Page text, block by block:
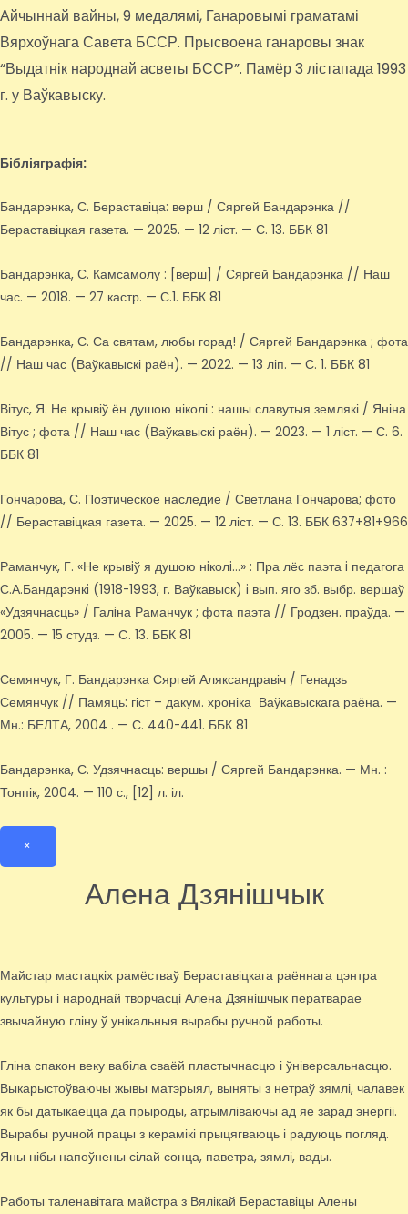
Айчыннай вайны, 9 медалямі, Ганаровымі граматамі
Вярхоўнага Савета БССР. Прысвоена ганаровы знак
“Выдатнік народнай асветы БССР”. Памёр 3 лістапада 1993
г. у Ваўкавыску.
Бібліяграфія:
Бандарэнка, С. Бераставіца: верш / Сяргей Бандарэнка //
Бераставіцкая газета. — 2025. — 12 ліст. — С. 13. ББК 81
Бандарэнка, С. Камсамолу : [верш] / Сяргей Бандарэнка // Наш
час. — 2018. — 27 кастр. — С.1. ББК 81
Бандарэнка, С. Са святам, любы горад! / Сяргей Бандарэнка ; фота
// Наш час (Ваўкавыскі раён). — 2022. — 13 ліп. — С. 1. ББК 81
Вітус, Я. Не крывіў ён душою ніколі : нашы славутыя землякі / Яніна
Вітус ; фота // Наш час (Ваўкавыскі раён). — 2023. — 1 ліст. — С. 6.
ББК 81
Гончарова, С. Поэтическое наследие / Светлана Гончарова; фото
// Бераставіцкая газета. — 2025. — 12 ліст. — С. 13. ББК 637+81+966
Раманчук, Г. «Не крывiў я душою нiколi…» : Пра лёс паэта i педагога
С.А.Бандарэнкi (1918-1993, г. Ваўкавыск) i вып. яго зб. выбр. вершаў
«Удзячнасць» / Галiна Раманчук ; фота паэта // Гродзен. праўда. —
2005. — 15 студз. — C. 13. ББК 81
Семянчук, Г. Бандарэнка Сяргей Аляксандравіч / Генадзь
Семянчук // Памяць: гіст – дакум. хроніка Ваўкавыскага раёна. —
Мн.: БЕЛТА, 2004 . — С. 440-441. ББК 81
Бандарэнка, С. Удзячнасць: вершы / Сяргей Бандарэнка. — Мн. :
Тонпік, 2004. — 110 с., [12] л. іл.
×
Алена Дзянішчык
Майстар мастацкіх рамёстваў Бераставіцкага раённага цэнтра
культуры і народнай творчасці Алена Дзянішчык ператварае
звычайную гліну ў унікальныя вырабы ручной работы.
Гліна спакон веку вабіла сваёй пластычнасцю і ўніверсальнасцю.
Выкарыстоўваючы жывы матэрыял, выняты з нетраў зямлі, чалавек
як бы датыкаецца да прыроды, атрымліваючы ад яе зарад энергіі.
Вырабы ручной працы з керамікі прыцягваюць і радуюць погляд.
Яны нібы напоўнены сілай сонца, паветра, зямлі, вады.
Работы таленавітага майстра з Вялікай Бераставіцы Алены